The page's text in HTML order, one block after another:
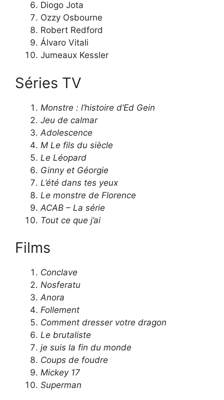
Diogo Jota
Ozzy Osbourne
Robert Redford
Álvaro Vitali
Jumeaux Kessler
Séries TV
Monstre : l’histoire d’Ed Gein
Jeu de calmar
Adolescence
M Le fils du siècle
Le Léopard
Ginny et Géorgie
L’été dans tes yeux
Le monstre de Florence
ACAB – La série
Tout ce que j’ai
Films
Conclave
Nosferatu
Anora
Follement
Comment dresser votre dragon
Le brutaliste
je suis la fin du monde
Coups de foudre
Mickey 17
Superman